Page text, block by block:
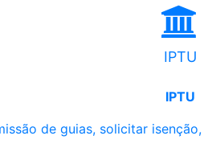
IPTU
IPTU
de guias, solicitar